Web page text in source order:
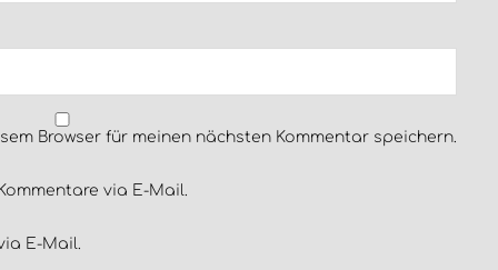
Browser für meinen nächsten Kommentar speichern.
via E-Mail.
E-Mail.